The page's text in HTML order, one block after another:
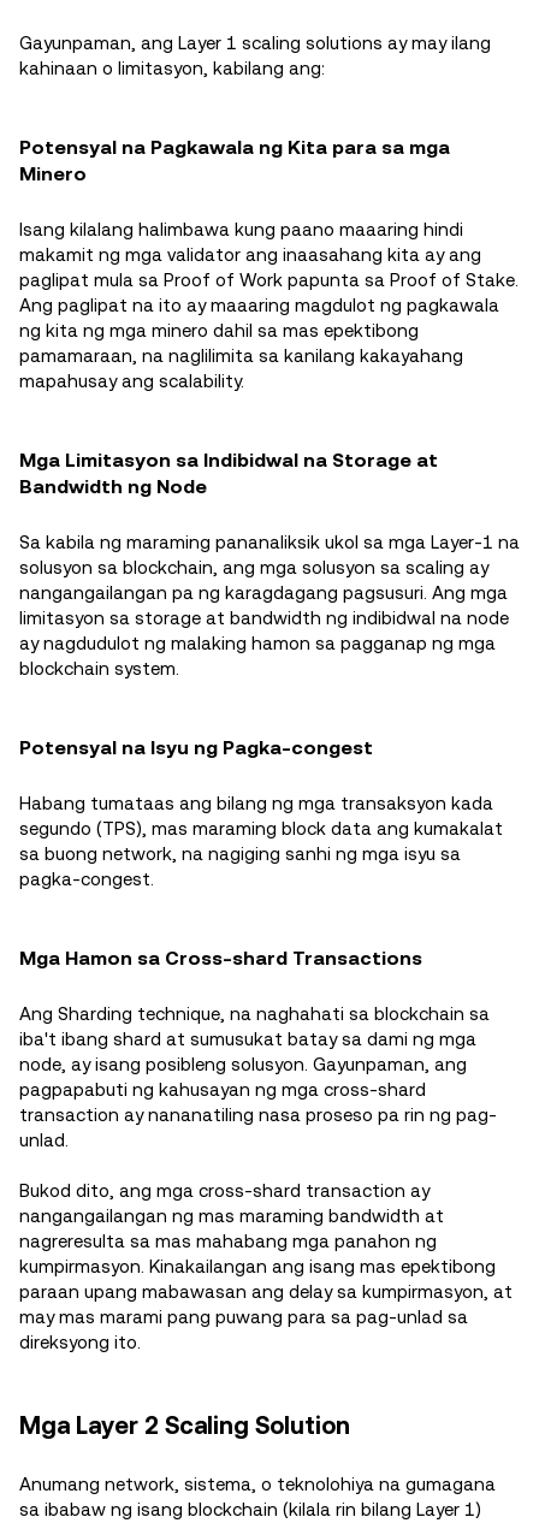
Gayunpaman, ang Layer 1 scaling solutions ay may ilang
kahinaan o limitasyon, kabilang ang:
Potensyal na Pagkawala ng Kita para sa mga
Minero
Isang kilalang halimbawa kung paano maaaring hindi
makamit ng mga validator ang inaasahang kita ay ang
paglipat mula sa Proof of Work papunta sa Proof of Stake.
Ang paglipat na ito ay maaaring magdulot ng pagkawala
ng kita ng mga minero dahil sa mas epektibong
pamamaraan, na naglilimita sa kanilang kakayahang
mapahusay ang scalability.
Mga Limitasyon sa Indibidwal na Storage at
Bandwidth ng Node
Sa kabila ng maraming pananaliksik ukol sa mga Layer-1 na
solusyon sa blockchain, ang mga solusyon sa scaling ay
nangangailangan pa ng karagdagang pagsusuri. Ang mga
limitasyon sa storage at bandwidth ng indibidwal na node
ay nagdudulot ng malaking hamon sa pagganap ng mga
blockchain system.
Potensyal na Isyu ng Pagka-congest
Habang tumataas ang bilang ng mga transaksyon kada
segundo (TPS), mas maraming block data ang kumakalat
sa buong network, na nagiging sanhi ng mga isyu sa
pagka-congest.
Mga Hamon sa Cross-shard Transactions
Ang Sharding technique, na naghahati sa blockchain sa
iba't ibang shard at sumusukat batay sa dami ng mga
node, ay isang posibleng solusyon. Gayunpaman, ang
pagpapabuti ng kahusayan ng mga cross-shard
transaction ay nananatiling nasa proseso pa rin ng pag-
unlad.
Bukod dito, ang mga cross-shard transaction ay
nangangailangan ng mas maraming bandwidth at
nagreresulta sa mas mahabang mga panahon ng
kumpirmasyon. Kinakailangan ang isang mas epektibong
paraan upang mabawasan ang delay sa kumpirmasyon, at
may mas marami pang puwang para sa pag-unlad sa
direksyong ito.
Mga Layer 2 Scaling Solution
Anumang network, sistema, o teknolohiya na gumagana
sa ibabaw ng isang blockchain (kilala rin bilang Layer 1)